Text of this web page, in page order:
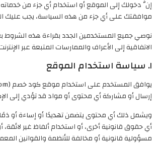
إنَّ دخولك إلى الموقع أو استخدام أي جزء من
موافقتك على أي جزء من هذه السياسة، يجب عليك
نوصي جميع المستخدمين الجدد بقراءة هذه الشروط
الاتفاقية إلى الأعراف والممارسات المتبعة عبر
١. سياسة استخدام الموقع
إرسال أو مشاركة أي محتوى أو مواد قد تؤدي إلى
ويشمل ذلك أي محتوى يتضمن تهديدًا أو إساءة أو ذمًا
أي حقوق قانونية أخرى، أو استخدام ألفاظ غير لائقة،
مسؤولية قانونية أو مخالفة للأنظمة والقوانين